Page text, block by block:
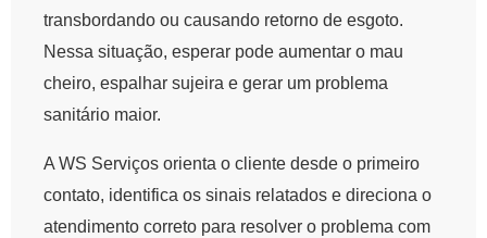
transbordando ou causando retorno de esgoto.
Nessa situação, esperar pode aumentar o mau
cheiro, espalhar sujeira e gerar um problema
sanitário maior.
A WS Serviços orienta o cliente desde o primeiro
contato, identifica os sinais relatados e direciona o
atendimento correto para resolver o problema com